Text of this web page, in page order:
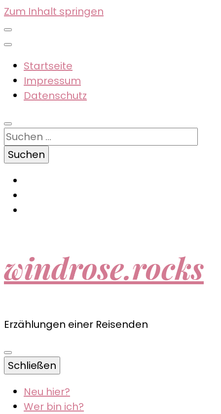
Zum Inhalt springen
Startseite
Impressum
Datenschutz
Suchen
nach:
windrose.rocks
Erzählungen einer Reisenden
Schließen
Neu hier?
Wer bin ich?